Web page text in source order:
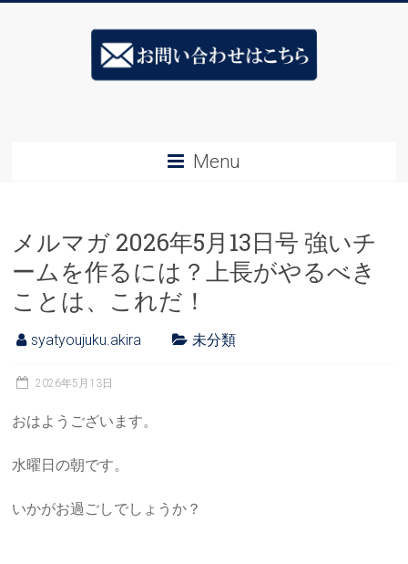
社
長
塾
&ESJ
社
労
士
総
Menu
メルマガ 2026年5月13日号 強いチ
ームを作るには？上長がやるべき
ことは、これだ！
syatyoujuku.akira 未分類
2026年5月13日
おはようございます。
水曜日の朝です。
いかがお過ごしでしょうか？